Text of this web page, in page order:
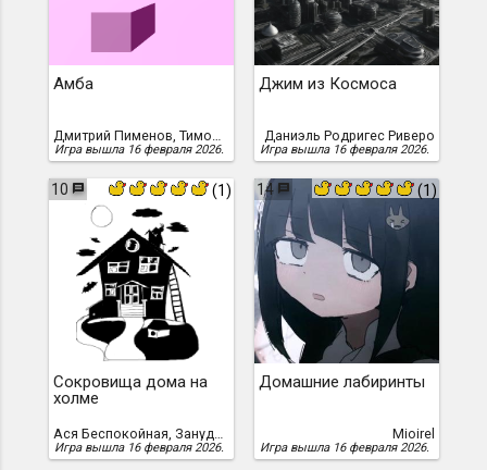
Амба
Дмитрий Пименов, Тимофей Усиков
Игра вышла 16 февраля 2026.
Джим из Космоса
Даниэль Родригес Риверо
Игра вышла 16 февраля 2026.
10 (1)
Сокровища дома на
холме
Ася Беспокойная, Зануда Пекарь
Игра вышла 16 февраля 2026.
14 (1)
Домашние лабиринты
Mioirel
Игра вышла 16 февраля 2026.